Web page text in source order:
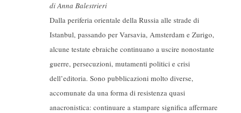
di Anna Balestrieri
Dalla periferia orientale della Russia alle strade di
Istanbul, passando per Varsavia, Amsterdam e Zurigo,
alcune testate ebraiche continuano a uscire nonostante
guerre, persecuzioni, mutamenti politici e crisi
dell’editoria. Sono pubblicazioni molto diverse,
accomunate da una forma di resistenza quasi
anacronistica: continuare a stampare significa affermare